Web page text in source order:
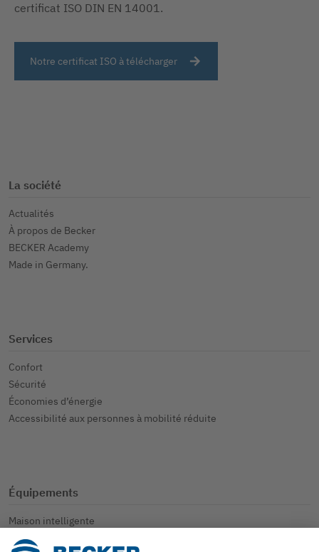
certificat ISO DIN EN 14001.
Notre certificat ISO à télécharger
La société
Actualités
À propos de Becker
BECKER Academy
Made in Germany.
Services
Confort
Sécurité
Économies d’énergie
Accessibilité aux personnes à mobilité réduite
Équipements
Maison intelligente
Volets roulants